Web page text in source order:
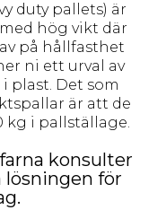
duty pallets) är
hög vikt där
på hållfasthet
ni ett urval av
plast. Det som
är att de
kg i pallställage.
konsulter
för